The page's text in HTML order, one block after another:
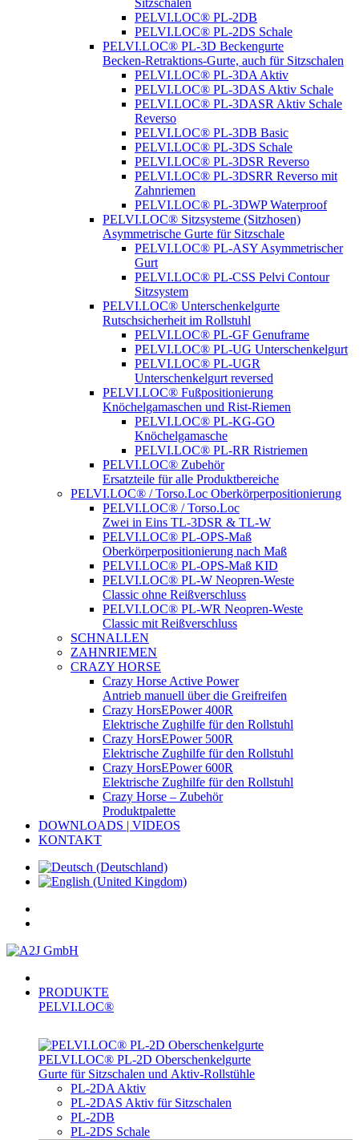
Sitzschalen
PELVI.LOC® PL-2DB
PELVI.LOC® PL-2DS Schale
PELVI.LOC® PL-3D Beckengurte
Becken-Retraktions-Gurte, auch für Sitzschalen
PELVI.LOC® PL-3DA Aktiv
PELVI.LOC® PL-3DAS Aktiv Schale
PELVI.LOC® PL-3DASR Aktiv Schale
Reverso
PELVI.LOC® PL-3DB Basic
PELVI.LOC® PL-3DS Schale
PELVI.LOC® PL-3DSR Reverso
PELVI.LOC® PL-3DSRR Reverso mit
Zahnriemen
PELVI.LOC® PL-3DWP Waterproof
PELVI.LOC® Sitzsysteme (Sitzhosen)
Asymmetrische Gurte für Sitzschale
PELVI.LOC® PL-ASY Asymmetrischer
Gurt
PELVI.LOC® PL-CSS Pelvi Contour
Sitzsystem
PELVI.LOC® Unterschenkelgurte
Rutschsicherheit im Rollstuhl
PELVI.LOC® PL-GF Genuframe
PELVI.LOC® PL-UG Unterschenkelgurt
PELVI.LOC® PL-UGR
Unterschenkelgurt reversed
PELVI.LOC® Fußpositionierung
Knöchelgamaschen und Rist-Riemen
PELVI.LOC® PL-KG-GO
Knöchelgamasche
PELVI.LOC® PL-RR Ristriemen
PELVI.LOC® Zubehör
Ersatzteile für alle Produktbereiche
PELVI.LOC® / Torso.Loc Oberkörperpositionierung
PELVI.LOC® / Torso.Loc
Zwei in Eins TL-3DSR & TL-W
PELVI.LOC® PL-OPS-Maß
Oberkörperpositionierung nach Maß
PELVI.LOC® PL-OPS-Maß KID
PELVI.LOC® PL-W Neopren-Weste
Classic ohne Reißverschluss
PELVI.LOC® PL-WR Neopren-Weste
Classic mit Reißverschluss
SCHNALLEN
ZAHNRIEMEN
CRAZY HORSE
Crazy Horse Active Power
Antrieb manuell über die Greifreifen
Crazy HorsEPower 400R
Elektrische Zughilfe für den Rollstuhl
Crazy HorsEPower 500R
Elektrische Zughilfe für den Rollstuhl
Crazy HorsEPower 600R
Elektrische Zughilfe für den Rollstuhl
Crazy Horse – Zubehör
Produktpalette
DOWNLOADS | VIDEOS
KONTAKT
PRODUKTE
PELVI.LOC®
PELVI.LOC® PL-­2D Oberschenkelgurte
Gurte für Sitzschalen und Aktiv-Rollstühle
PL-2DA Aktiv
PL-2DAS Aktiv für Sitzschalen
PL-2DB
PL-2DS Schale